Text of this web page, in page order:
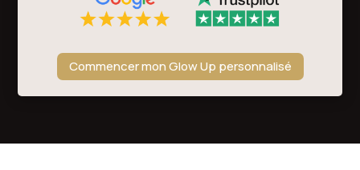
Commencer mon Glow Up personnalisé